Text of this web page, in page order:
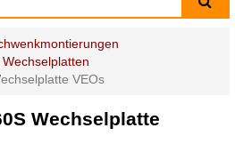
VEOs
Wechselplatte